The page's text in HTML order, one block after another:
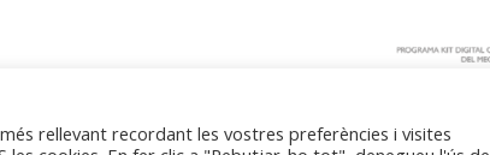
rellevant recordant les vostres preferències i visites